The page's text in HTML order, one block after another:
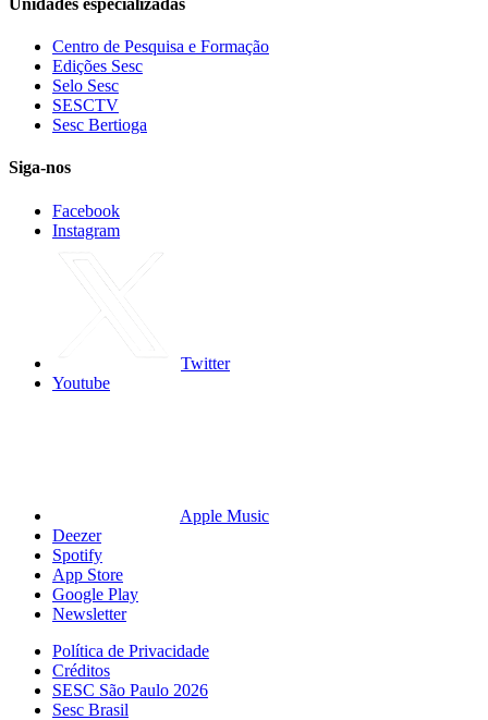
Centro de Pesquisa e Formação
Edições Sesc
Selo Sesc
SESCTV
Sesc Bertioga
Siga-nos
Facebook
Instagram
Twitter
Youtube
Apple Music
Deezer
Spotify
App Store
Google Play
Newsletter
Política de Privacidade
Créditos
SESC São Paulo 2026
Sesc Brasil